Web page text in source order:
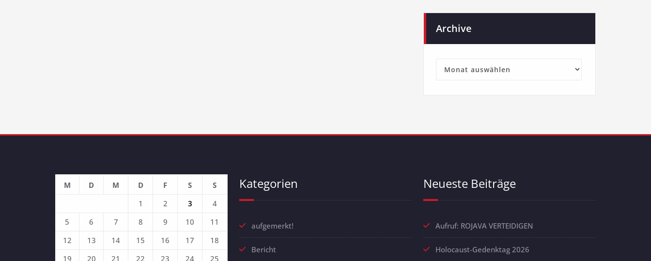
Archive
M D M D F S
S
1
2 3
4
5
6 7 8 9 10
11
12
13 14 15 16 17
18
19
20 21 22 23 24 25
Kategorien
aufgemerkt!
Bericht
Neueste Beiträge
Aufruf: ROJAVA VERTEIDIGEN
Holocaust-Gedenktag 2026